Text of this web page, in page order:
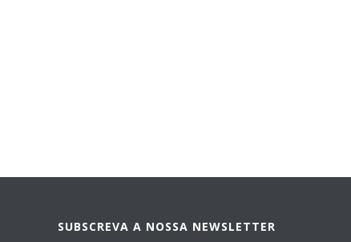
SUBSCREVA A NOSSA NEWSLETTER